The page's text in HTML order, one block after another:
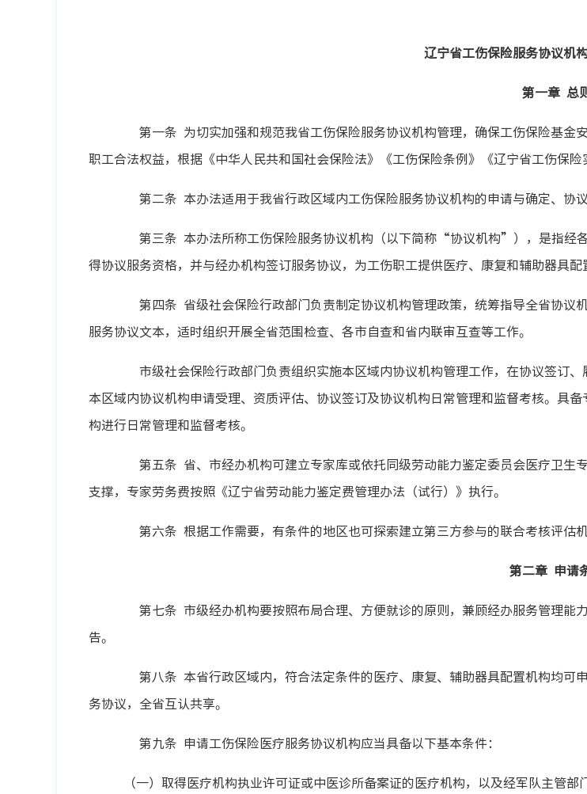
辽宁省工伤保险服务协议机
第一章 总
第一条 为切实加强和规范我省工伤保险服务协议机构管理，确保工伤保险基金
职工合法权益，根据《中华人民共和国社会保险法》《工伤保险条例》《辽宁省工伤保
第二条 本办法适用于我省行政区域内工伤保险服务协议机构的申请与确定、协议
第三条 本办法所称工伤保险服务协议机构（以下简称“协议机构”），是指经
得协议服务资格，并与经办机构签订服务协议，为工伤职工提供医疗、康复和辅助器具配
第四条 省级社会保险行政部门负责制定协议机构管理政策，统筹指导全省协议
服务协议文本，适时组织开展全省范围检查、各市自查和省内联审互查等工作。
市级社会保险行政部门负责组织实施本区域内协议机构管理工作，在协议签订
本区域内协议机构申请受理、资质评估、协议签订及协议机构日常管理和监督考核。具
构进行日常管理和监督考核。
第五条 省、市经办机构可建立专家库或依托同级劳动能力鉴定委员会医疗卫生
支撑，专家劳务费按照《辽宁省劳动能力鉴定费管理办法（试行）》执行。
第六条 根据工作需要，有条件的地区也可探索建立第三方参与的联合考核评估机
第二章 申请
第七条 市级经办机构要按照布局合理、方便就诊的原则，兼顾经办服务管理能
告。
第八条 本省行政区域内，符合法定条件的医疗、康复、辅助器具配置机构均可
务协议，全省互认共享。
第九条 申请工伤保险医疗服务协议机构应当具备以下基本条件：
（一）取得医疗机构执业许可证或中医诊所备案证的医疗机构，以及经军队主管部